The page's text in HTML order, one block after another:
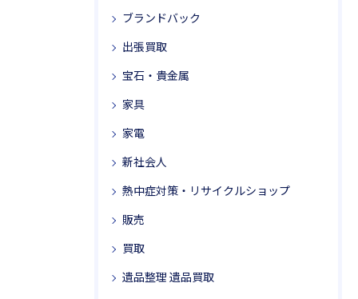
ブランドバック
出張買取
宝石・貴金属
家具
家電
新社会人
熱中症対策・リサイクルショップ
販売
買取
遺品整理 遺品買取